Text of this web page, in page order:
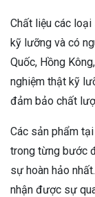
Chất liệu các
kỹ lưỡng và có
Quốc, Hồng
nghiệm thật kỹ
đảm bảo chất
Các sản phẩm
trong từng bước
sự hoàn hảo
nhận được sự